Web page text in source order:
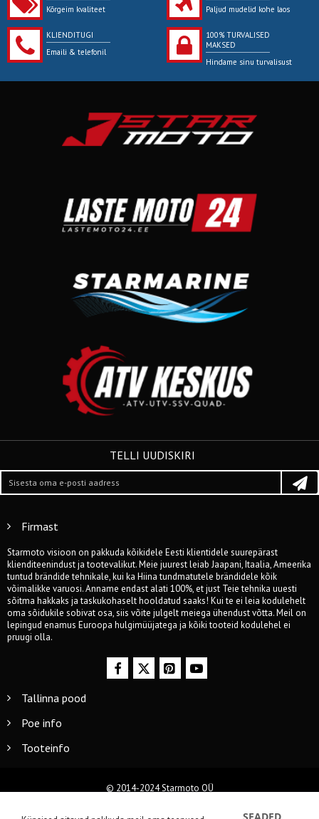
Kõrgeim kvaliteet
Paljud mudelid kohe laos
KLIENDITUGI
Emaili & telefonil
100% TURVALISED
MAKSED
Hindame sinu turvalisust
TELLI UUDISKIRI
Firmast
Starmoto visioon on pakkuda kõikidele Eesti klientidele suurepärast
klienditeenindust ja tootevalikut. Meie juurest leiab Jaapani, Itaalia, Ameerika
tuntud brändide tehnikale, kui ka Hiina tundmatutele brändidele kõik
võimalikke varuosi. Anname endast alati 100%, et just Teie tehnika uuesti
sõitma hakkaks ja taskukohaselt hooldatud saaks! Kui te ei leia kodulehelt
oma sõidukile sobivat osa, siis võite julgelt meiega ühendust võtta. Meil on
lepingud enamus Euroopa hulgimüüjatega ja kõiki tooteid kodulehel ei
pruugi olla.
Tallinna pood
Poe info
Tooteinfo
© 2014-2024 Starmoto OÜ